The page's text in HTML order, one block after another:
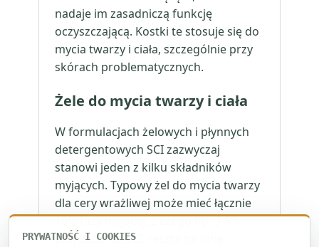
nadaje im zasadniczą funkcję
oczyszczającą. Kostki te stosuje się do
mycia twarzy i ciała, szczególnie przy
skórach problematycznych.
Żele do mycia twarzy i ciała
W formulacjach żelowych i płynnych
detergentowych SCI zazwyczaj
stanowi jeden z kilku składników
myjących. Typowy żel do mycia twarzy
dla cery wrażliwej może mieć łącznie
10% fazy myjącej, z czego np. 3-5%
przypada na SCI, reszta na inne
PRYWATNOŚĆ I COOKIES